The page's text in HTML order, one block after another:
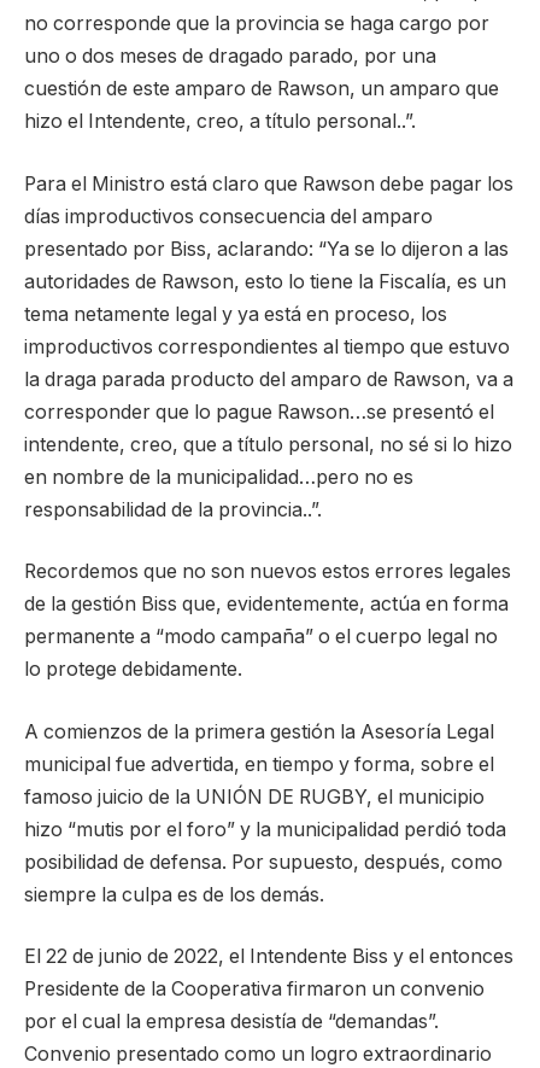
no corresponde que la provincia se haga cargo por
uno o dos meses de dragado parado, por una
cuestión de este amparo de Rawson, un amparo que
hizo el Intendente, creo, a título personal..”.
Para el Ministro está claro que Rawson debe pagar los
días improductivos consecuencia del amparo
presentado por Biss, aclarando: “Ya se lo dijeron a las
autoridades de Rawson, esto lo tiene la Fiscalía, es un
tema netamente legal y ya está en proceso, los
improductivos correspondientes al tiempo que estuvo
la draga parada producto del amparo de Rawson, va a
corresponder que lo pague Rawson…se presentó el
intendente, creo, que a título personal, no sé si lo hizo
en nombre de la municipalidad…pero no es
responsabilidad de la provincia..”.
Recordemos que no son nuevos estos errores legales
de la gestión Biss que, evidentemente, actúa en forma
permanente a “modo campaña” o el cuerpo legal no
lo protege debidamente.
A comienzos de la primera gestión la Asesoría Legal
municipal fue advertida, en tiempo y forma, sobre el
famoso juicio de la UNIÓN DE RUGBY, el municipio
hizo “mutis por el foro” y la municipalidad perdió toda
posibilidad de defensa. Por supuesto, después, como
siempre la culpa es de los demás.
El 22 de junio de 2022, el Intendente Biss y el entonces
Presidente de la Cooperativa firmaron un convenio
por el cual la empresa desistía de “demandas”.
Convenio presentado como un logro extraordinario